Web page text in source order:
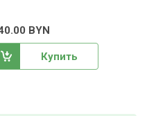
BYN
Купить